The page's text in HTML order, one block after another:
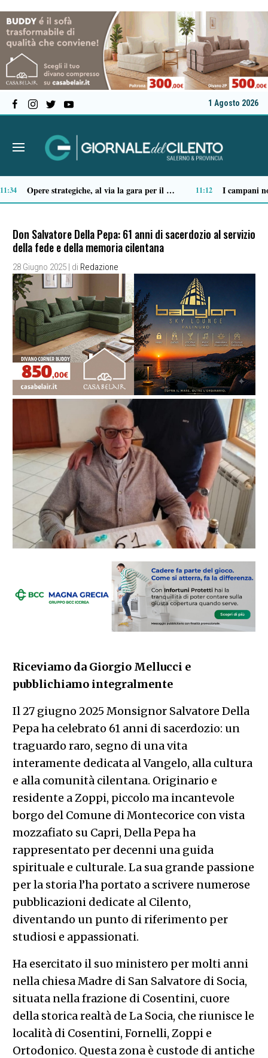
1 Agosto 2026
09:28 Sapri: dopo l’episodio del Timpone, il consigliere Vita chiede verifiche su alloggi e sicurezza 07:17
Don Salvatore Della Pepa: 61 anni di sacerdozio al servizio
della fede e della memoria cilentana
28 Giugno 2025 | di Redazione
Riceviamo da Giorgio Mellucci e
pubblichiamo integralmente
Il 27 giugno 2025 Monsignor Salvatore Della
Pepa ha celebrato 61 anni di sacerdozio: un
traguardo raro, segno di una vita
interamente dedicata al Vangelo, alla cultura
e alla comunità cilentana. Originario e
residente a Zoppi, piccolo ma incantevole
borgo del Comune di Montecorice con vista
mozzafiato su Capri, Della Pepa ha
rappresentato per decenni una guida
spirituale e culturale. La sua grande passione
per la storia l’ha portato a scrivere numerose
pubblicazioni dedicate al Cilento,
diventando un punto di riferimento per
studiosi e appassionati.
Ha esercitato il suo ministero per molti anni
nella chiesa Madre di San Salvatore di Socia,
situata nella frazione di Cosentini, cuore
della storica realtà de La Socia, che riunisce le
località di Cosentini, Fornelli, Zoppi e
Ortodonico. Questa zona è custode di antiche